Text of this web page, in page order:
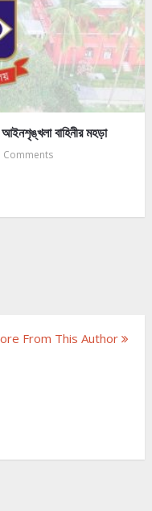
আইনশৃঙ্খলা বাহিনীর মহড়া
Comments
From This Author